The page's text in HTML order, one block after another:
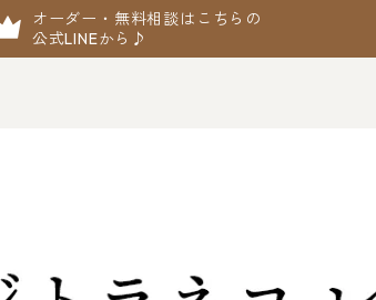
オーダー・無料相談はこちらの
公式LINEから♪